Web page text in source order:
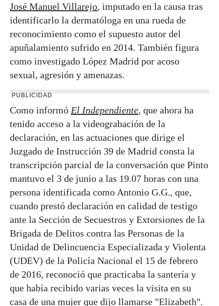
José Manuel Villarejo, imputado en la causa tras
identificarlo la dermatóloga en una rueda de
reconocimiento como el supuesto autor del
apuñalamiento sufrido en 2014. También figura
como investigado López Madrid por acoso
sexual, agresión y amenazas.
PUBLICIDAD
Como informó El Independiente, que ahora ha
tenido acceso a la videograbación de la
declaración, en las actuaciones que dirige el
Juzgado de Instrucción 39 de Madrid consta la
transcripción parcial de la conversación que Pinto
mantuvo el 3 de junio a las 19.07 horas con una
persona identificada como Antonio G.G., que,
cuando prestó declaración en calidad de testigo
ante la Sección de Secuestros y Extorsiones de la
Brigada de Delitos contra las Personas de la
Unidad de Delincuencia Especializada y Violenta
(UDEV) de la Policía Nacional el 15 de febrero
de 2016, reconoció que practicaba la santería y
que había recibido varias veces la visita en su
casa de una mujer que dijo llamarse "Elizabeth".